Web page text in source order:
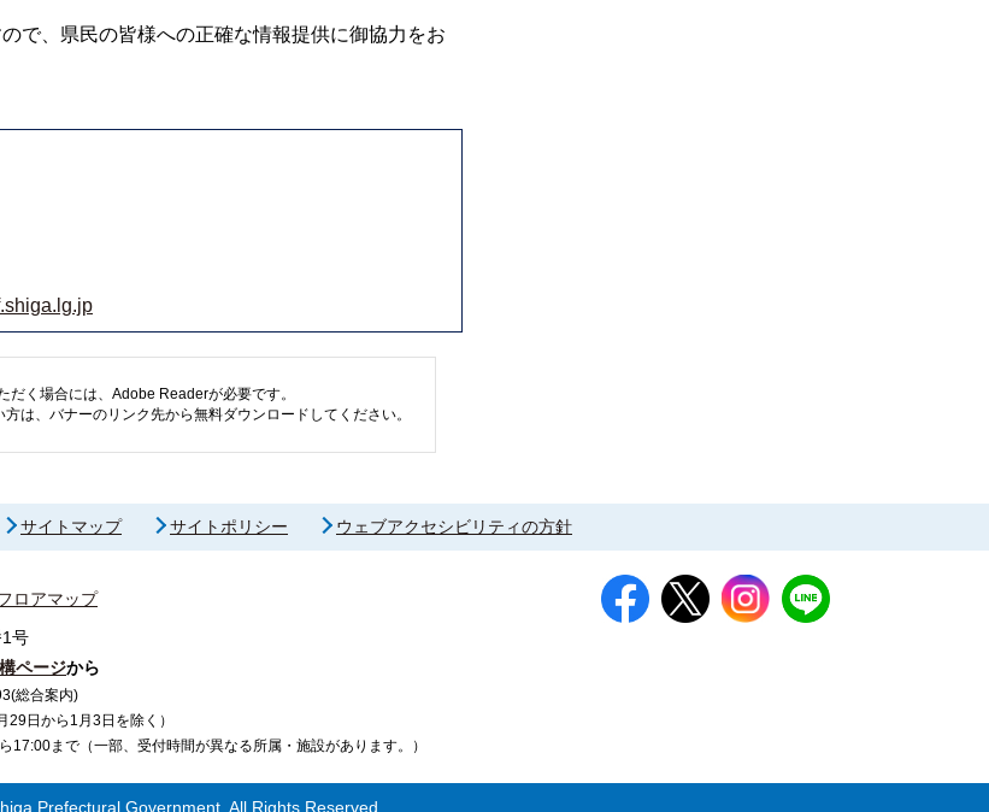
で、県民の皆様への正確な情報提供に御協力をお
だく場合には、Adobe Readerが必要です。
は、バナーのリンク先から無料ダウンロードしてください。
サイトマップ サイトポリシー ウェブアクセシビリティの方針
ロアマップ
号
ページから
総合案内)
日から1月3日を除く）
まで（一部、受付時間が異なる所属・施設があります。）
Prefectural Government. All Rights Reserved.